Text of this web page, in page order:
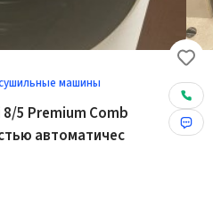
машины
5 Premium Comb
автоматичес